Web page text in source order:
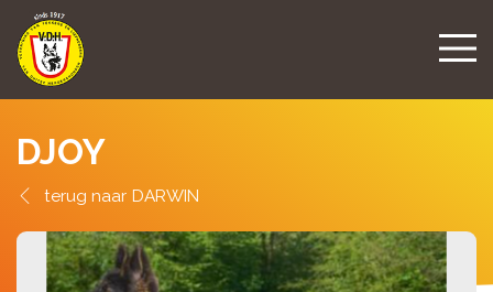
DJOY
DARWIN